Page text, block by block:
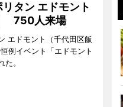
タン エドモント
750人来場
エドモント（千代田区飯
例イベント「エドモント
。